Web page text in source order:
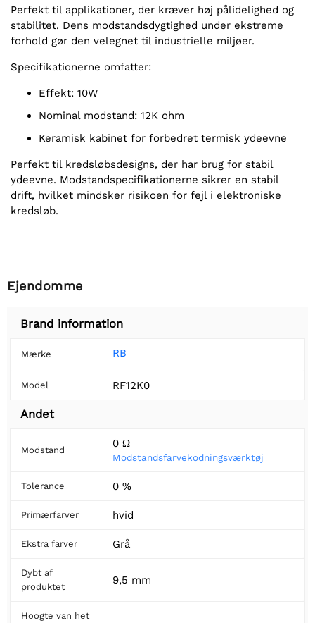
Perfekt til applikationer, der kræver høj pålidelighed og
stabilitet. Dens modstandsdygtighed under ekstreme
forhold gør den velegnet til industrielle miljøer.
Specifikationerne omfatter:
Effekt: 10W
Nominal modstand: 12K ohm
Keramisk kabinet for forbedret termisk ydeevne
Perfekt til kredsløbsdesigns, der har brug for stabil
ydeevne. Modstandspecifikationerne sikrer en stabil
drift, hvilket mindsker risikoen for fejl i elektroniske
kredsløb.
Ejendomme
Brand information
Mærke RB
Model RF12K0
Andet
Modstand
0 Ω
Modstandsfarvekodningsværktøj
Tolerance 0 %
Primærfarver hvid
Ekstra farver Grå
Dybt af
produktet
9,5 mm
Hoogte van het